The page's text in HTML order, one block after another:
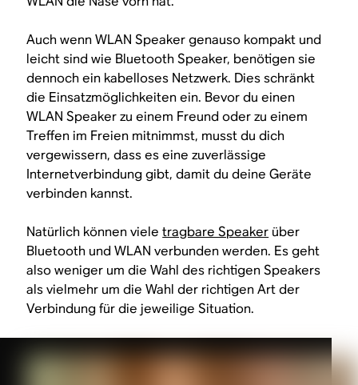
Auch wenn WLAN Speaker genauso kompakt und
leicht sind wie Bluetooth Speaker, benötigen sie
dennoch ein kabelloses Netzwerk. Dies schränkt
die Einsatzmöglichkeiten ein. Bevor du einen
WLAN Speaker zu einem Freund oder zu einem
Treffen im Freien mitnimmst, musst du dich
vergewissern, dass es eine zuverlässige
Internetverbindung gibt, damit du deine Geräte
verbinden kannst.
Natürlich können vieletragbare Speaker über
Bluetooth und WLAN verbunden werden. Es geht
also weniger um die Wahl des richtigen Speakers
als vielmehr um die Wahl der richtigen Art der
Verbindung für die jeweilige Situation.